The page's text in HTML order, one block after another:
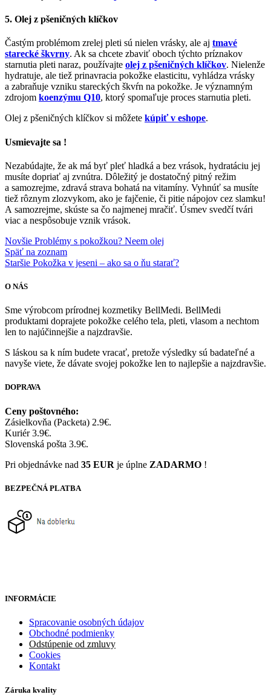
5. Olej z pšeničných klíčkov
Častým problémom zrelej pleti sú nielen vrásky, ale aj tmavé
starecké škvrny. Ak sa chcete zbaviť oboch týchto príznakov
starnutia pleti naraz, používajte olej z pšeničných klíčkov. Nielenže
hydratuje, ale tiež prinavracia pokožke elasticitu, vyhládza vrásky
a zabraňuje vzniku stareckých škvŕn na pokožke. Je významným
zdrojom koenzýmu Q10, ktorý spomaľuje proces starnutia pleti.
Olej z pšeničných klíčkov si môžete kúpiť v eshope.
Usmievajte sa !
Nezabúdajte, že ak má byť pleť hladká a bez vrások, hydratáciu jej
musíte dopriať aj zvnútra. Dôležitý je dostatočný pitný režim
a samozrejme, zdravá strava bohatá na vitamíny. Vyhnúť sa musíte
tiež rôznym zlozvykom, ako je fajčenie, či pitie nápojov cez slamku!
A samozrejme, skúste sa čo najmenej mračiť. Úsmev svedčí tvári
viac a nespôsobuje vznik vrások.
Novšie Problémy s pokožkou? Neem olej
Späť na zoznam
Staršie Pokožka v jeseni – ako sa o ňu starať?
O NÁS
Sme výrobcom prírodnej kozmetiky BellMedi. BellMedi
produktami doprajete pokožke celého tela, pleti, vlasom a nechtom
len to najúčinnejšie a najzdravšie.
S láskou sa k ním budete vracať, pretože výsledky sú badateľné a
navyše viete, že dávate svojej pokožke len to najlepšie a najzdravšie.
DOPRAVA
Ceny poštovného:
Zásielkovňa (Packeta) 2.9€.
Kuriér 3.9€.
Slovenská pošta 3.9€.
Pri objednávke nad 35 EUR je úplne ZADARMO !
BEZPEČNÁ PLATBA
INFORMÁCIE
Spracovanie osobných údajov
Obchodné podmienky
Odstúpenie od zmluvy
Cookies
Kontakt
Záruka kvality